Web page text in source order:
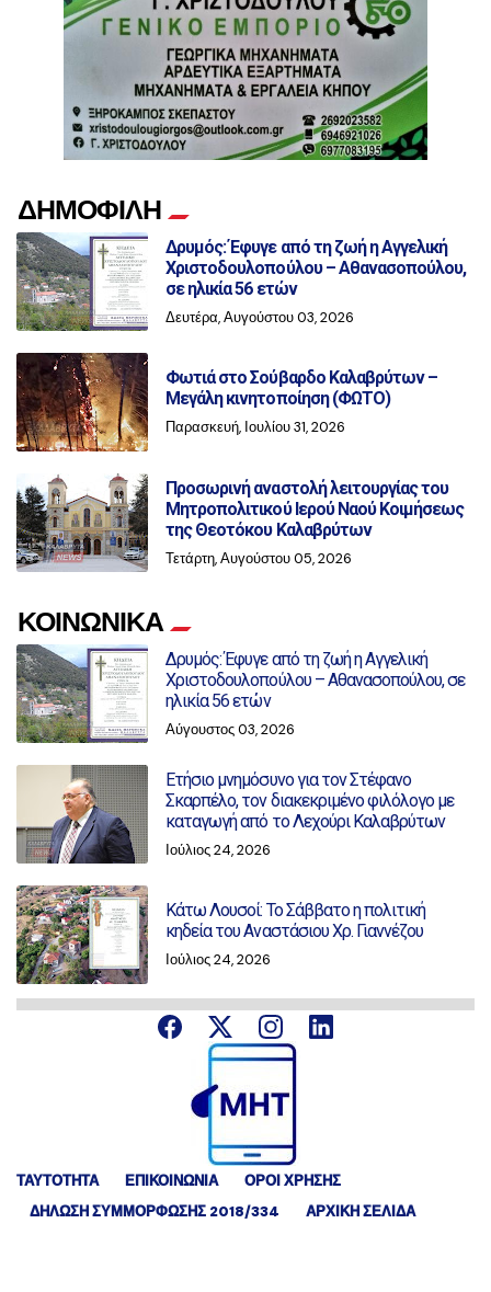
ΔΗΜΟΦΙΛΗ
Δρυμός: Έφυγε από τη ζωή η Αγγελική
Χριστοδουλοπούλου – Αθανασοπούλου,
σε ηλικία 56 ετών
Δευτέρα, Αυγούστου 03, 2026
Φωτιά στο Σούβαρδο Καλαβρύτων –
Μεγάλη κινητοποίηση (ΦΩΤΟ)
Παρασκευή, Ιουλίου 31, 2026
Προσωρινή αναστολή λειτουργίας του
Μητροπολιτικού Ιερού Ναού Κοιμήσεως
της Θεοτόκου Καλαβρύτων
Τετάρτη, Αυγούστου 05, 2026
ΚΟΙΝΩΝΙΚΑ
Δρυμός: Έφυγε από τη ζωή η Αγγελική
Χριστοδουλοπούλου – Αθανασοπούλου, σε
ηλικία 56 ετών
Αύγουστος 03, 2026
Ετήσιο μνημόσυνο για τον Στέφανο
Σκαρπέλο, τον διακεκριμένο φιλόλογο με
καταγωγή από το Λεχούρι Καλαβρύτων
Ιούλιος 24, 2026
Κάτω Λουσοί: Το Σάββατο η πολιτική
κηδεία του Αναστάσιου Χρ. Γιαννέζου
Ιούλιος 24, 2026
ΤΑΥΤΟΤΗΤΑ ΕΠΙΚΟΙΝΩΝΙΑ
ΟΡΟΙ ΧΡΗΣΗΣ
ΔΉΛΩΣΗ ΣΥΜΜΌΡΦΩΣΗΣ 2018/334
ΑΡΧΙΚΗ ΣΕΛΙΔΑ